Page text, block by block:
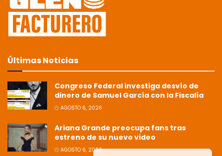
Últimas Noticias
Congreso Federal investiga desvío de
dinero de Samuel García con la Fiscalía
AGOSTO 6, 2026
Ariana Grande preocupa fans tras
estreno de su nuevo video
AGOSTO 6, 2026